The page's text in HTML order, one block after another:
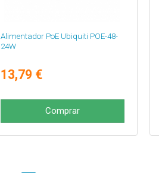
Alimentador PoE Ubiquiti POE-48-
24W
13,79 €
Comprar